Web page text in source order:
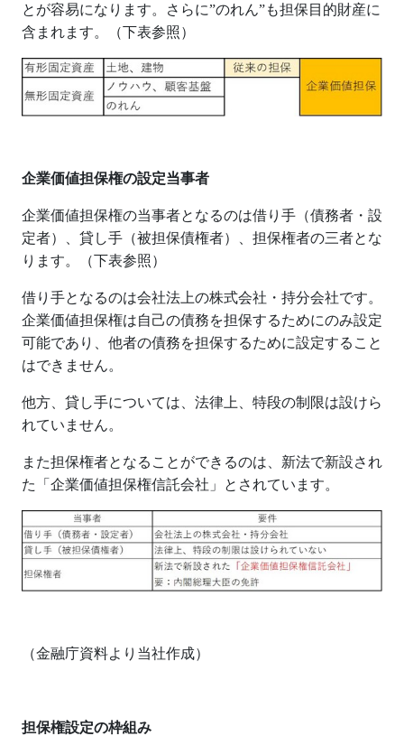
とが容易になります。さらに”のれん”も担保目的財産に
含まれます。（下表参照）
企業価値担保権の設定当事者
企業価値担保権の当事者となるのは借り手（債務者・設
定者）、貸し手（被担保債権者）、担保権者の三者とな
ります。（下表参照）
借り手となるのは会社法上の株式会社・持分会社です。
企業価値担保権は自己の債務を担保するためにのみ設定
可能であり、他者の債務を担保するために設定すること
はできません。
他方、貸し手については、法律上、特段の制限は設けら
れていません。
また担保権者となることができるのは、新法で新設され
た「企業価値担保権信託会社」とされています。
（金融庁資料より当社作成）
担保権設定の枠組み